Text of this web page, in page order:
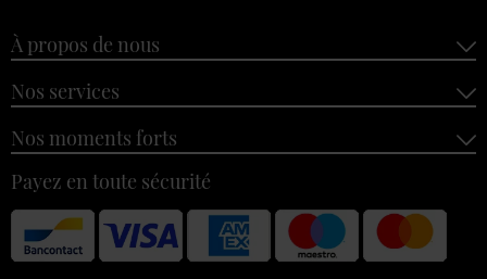
À propos de nous
Nos services
Nos moments forts
Payez en toute sécurité